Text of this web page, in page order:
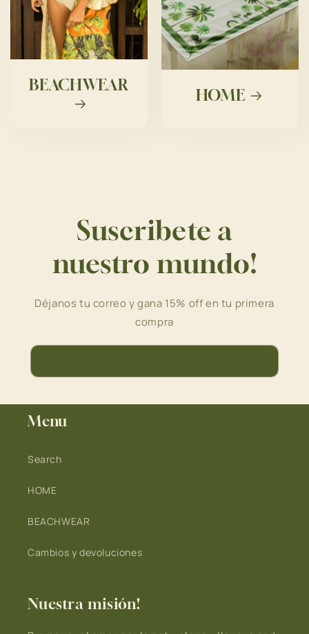
BEACHWEAR
HOME
Suscribete a
nuestro mundo!
Déjanos tu correo y gana 15% off en tu primera
compra
Menu
Search
HOME
BEACHWEAR
Cambios y devoluciones
Nuestra misión!